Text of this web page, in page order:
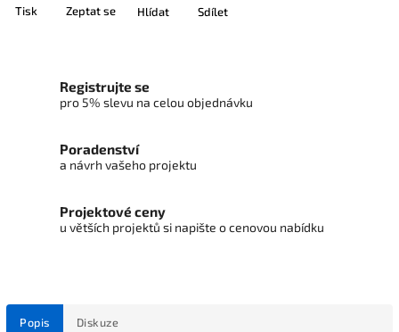
Tisk Zeptat se Hlídat Sdílet
Registrujte se
pro 5% slevu na celou objednávku
Poradenství
a návrh vašeho projektu
Projektové ceny
u větších projektů si napište o cenovou nabídku
Popis Diskuze